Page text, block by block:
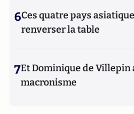
6Ces quatre pays
renverser la table
7Et Dominique de
macronisme